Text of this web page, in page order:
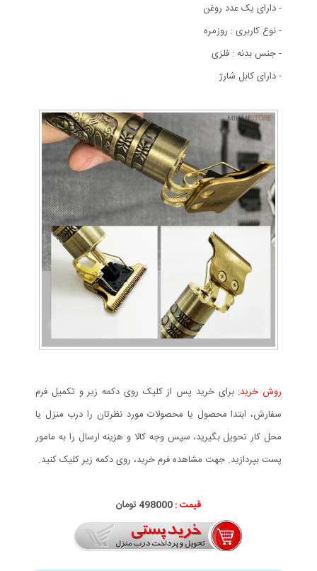
- دارای یک عدد روغن
- نوع کاربری : روزمره
- جنس بدنه : فلزی
- دارای کابل شارژ
روش خرید: برای خرید پس از کلیک روی دکمه زیر و تکمیل فرم
سفارش، ابتدا محصول یا محصولات مورد نظرتان را درب منزل یا
محل کار تحویل بگیرید، سپس وجه کالا و هزینه ارسال را به مامور
پست بپردازید. جهت مشاهده فرم خرید، روی دکمه زیر کلیک کنید.
قیمت :498000 تومان